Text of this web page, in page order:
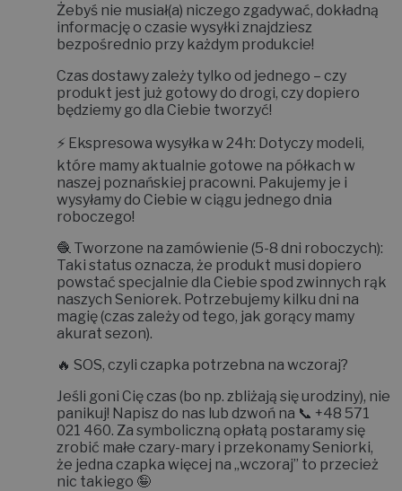
Żebyś nie musiał(a) niczego zgadywać, dokładną
informację o czasie wysyłki znajdziesz
bezpośrednio przy każdym produkcie!
Czas dostawy zależy tylko od jednego – czy
produkt jest już gotowy do drogi, czy dopiero
będziemy go dla Ciebie tworzyć!
⚡ Ekspresowa wysyłka w 24h: Dotyczy modeli,
które mamy aktualnie gotowe na półkach w
naszej poznańskiej pracowni. Pakujemy je i
wysyłamy do Ciebie w ciągu jednego dnia
roboczego!
🧶 Tworzone na zamówienie (5-8 dni roboczych):
Taki status oznacza, że produkt musi dopiero
powstać specjalnie dla Ciebie spod zwinnych rąk
naszych Seniorek. Potrzebujemy kilku dni na
magię (czas zależy od tego, jak gorący mamy
akurat sezon).
🔥 SOS, czyli czapka potrzebna na wczoraj?
Jeśli goni Cię czas (bo np. zbliżają się urodziny), nie
panikuj! Napisz do nas lub dzwoń na 📞 +48 571
021 460. Za symboliczną opłatą postaramy się
zrobić małe czary-mary i przekonamy Seniorki,
że jedna czapka więcej na „wczoraj” to przecież
nic takiego 🤪